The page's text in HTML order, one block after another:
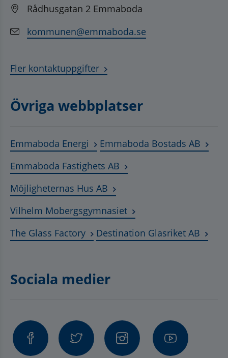
Rådhusgatan 2 Emmaboda
kommunen@emmaboda.se
Fler kontaktuppgifter
Övriga webbplatser
Emmaboda Energi Länk till annan webbplats,
Emmaboda Bostads AB
Emmaboda Fastighets AB Länk till annan
Möjligheternas Hus AB Länk till annan webbplats,
Vilhelm MobergsgymnasietLänk till annan
The Glass FactoryLänk till annan webbplats,
Destination Glasriket AB
Sociala medier